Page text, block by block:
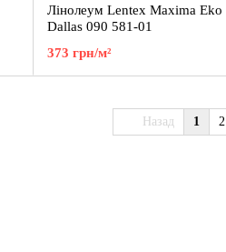
Лінолеум Lentex Maxima Eko
Dallas 090 581-01
373 грн/м²
Назад 1 2